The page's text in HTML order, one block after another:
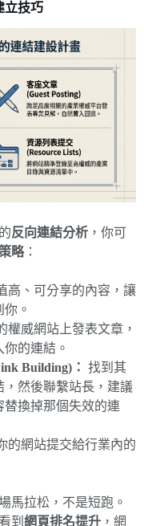
立技巧
反向連結分析 ，你可
略：
高、可分享的內容，讓
。
權威網站上發表文章，
的連結。
Building)： 找到其
，然後聯繫站長，建議
換掉那個失效的連
的網站提交給行業內的
馬拉松，不是短跑。
到 網頁排名提升 ，網